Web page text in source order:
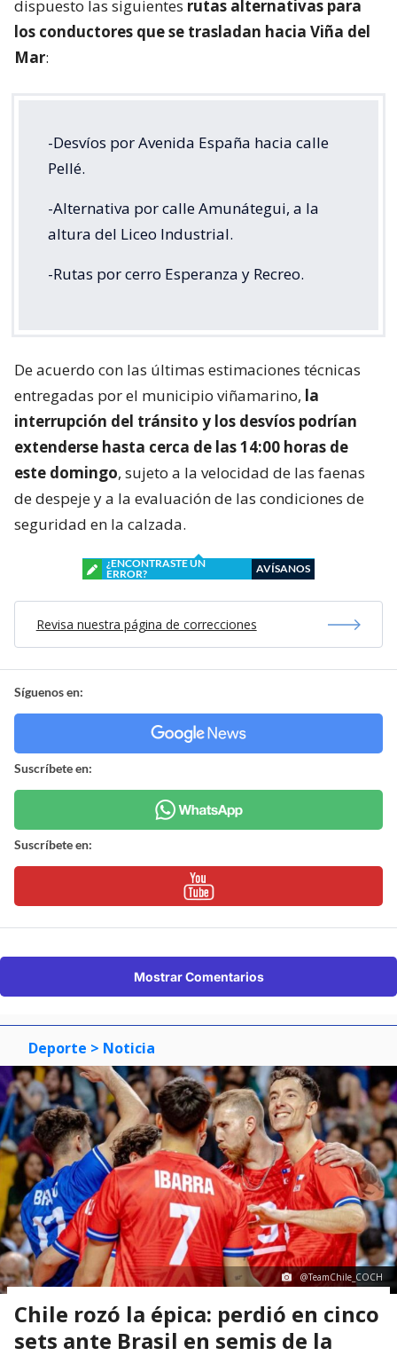
dispuesto las siguientes rutas alternativas para
los conductores que se trasladan hacia Viña del
Mar:
-Desvíos por Avenida España hacia calle
Pellé.
-Alternativa por calle Amunátegui, a la
altura del Liceo Industrial.
-Rutas por cerro Esperanza y Recreo.
De acuerdo con las últimas estimaciones técnicas
entregadas por el municipio viñamarino, la
interrupción del tránsito y los desvíos podrían
extenderse hasta cerca de las 14:00 horas de
este domingo, sujeto a la velocidad de las faenas
de despeje y a la evaluación de las condiciones de
seguridad en la calzada.
¿ENCONTRASTE UN
ERROR?
AVÍSANOS
Revisa nuestra página de correcciones
Síguenos en:
Suscríbete en:
Suscríbete en:
Mostrar Comentarios
Deporte > Noticia
@TeamChile_COCH
Chile rozó la épica: perdió en cinco
sets ante Brasil en semis de la